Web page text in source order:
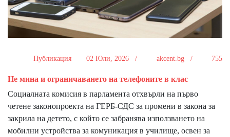
Публикация 02 Юли, 2026 / akcent.bg / 755
Не мина и ограничаването на телефоните в клас
Социалната комисия в парламента отхвърли на първо
четене законопроекта на ГЕРБ-СДС за промени в закона за
закрила на детето, с който се забранява използването на
мобилни устройства за комуникация в училище, освен за